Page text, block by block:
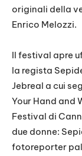
originali della
Enrico Melozzi.
Il festival apre
la regista
Jebreal a cui
Your Hand and
Festival di
due donne:
fotoreporter